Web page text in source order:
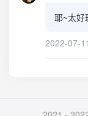
耶~太好
2022-07-11